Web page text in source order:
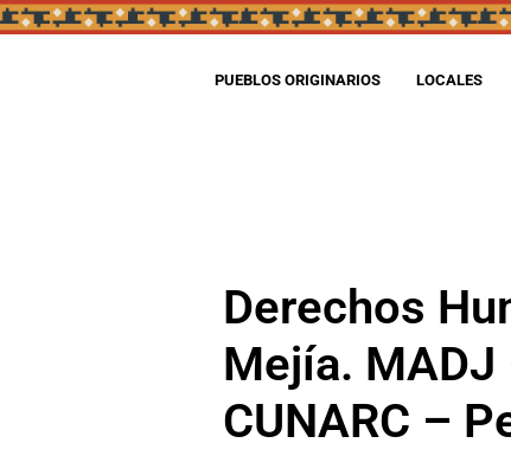
PUEBLOS ORIGINARIOS LOCALES
Derechos
Mejía. MADJ
CUNARC –